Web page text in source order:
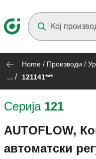
Home / Производи /
... / 121141***
Серија 121
AUTOFLOW,
автоматски